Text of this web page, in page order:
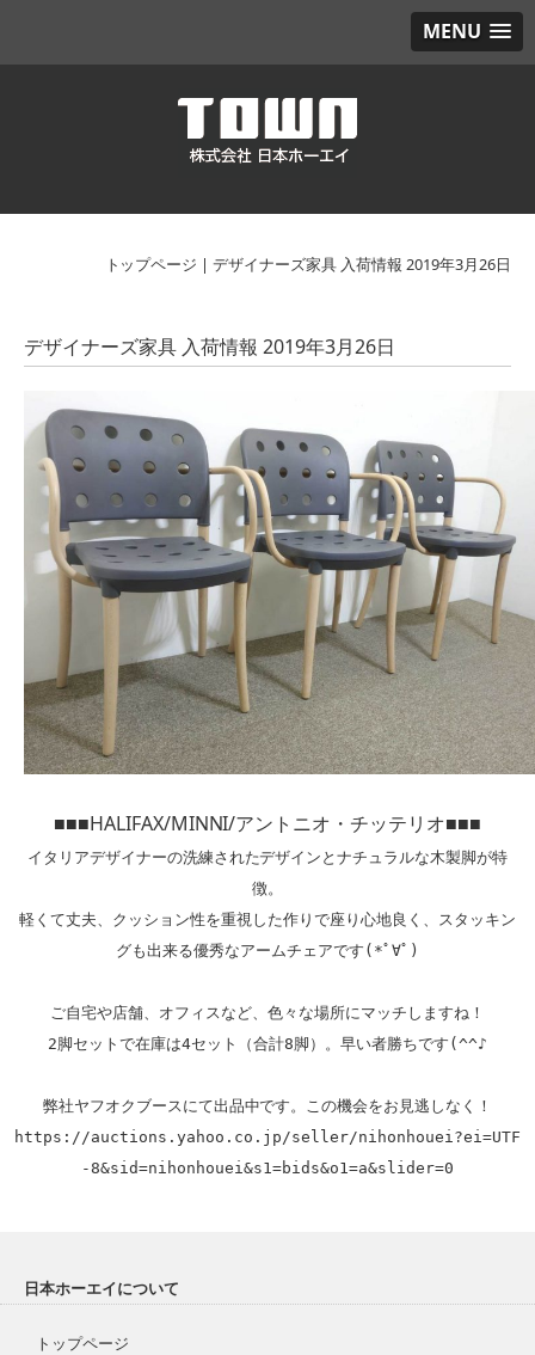
MENU
トップページ |デザイナーズ家具 入荷情報 2019年3月26日
デザイナーズ家具 入荷情報 2019年3月26日
■■■HALIFAX/MINNI/アントニオ・チッテリオ■■■
イタリアデザイナーの洗練されたデザインとナチュラルな木製脚が特
徴。
軽くて丈夫、クッション性を重視した作りで座り心地良く、スタッキン
グも出来る優秀なアームチェアです(*ﾟ∀ﾟ)
ご自宅や店舗、オフィスなど、色々な場所にマッチしますね！
2脚セットで在庫は4セット（合計8脚）。早い者勝ちです(^^♪
https://auctions.yahoo.co.jp/seller/nihonhouei?ei=UTF
-8&sid=nihonhouei&s1=bids&o1=a&slider=0
日本ホーエイについて
トップページ